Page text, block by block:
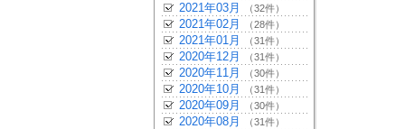
2021年03月 （32件）
2021年02月 （28件）
2021年01月 （31件）
2020年12月 （31件）
2020年11月 （30件）
2020年10月 （31件）
2020年09月 （30件）
2020年08月 （31件）